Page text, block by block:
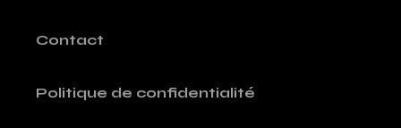
Contact
Politique de confidentialité